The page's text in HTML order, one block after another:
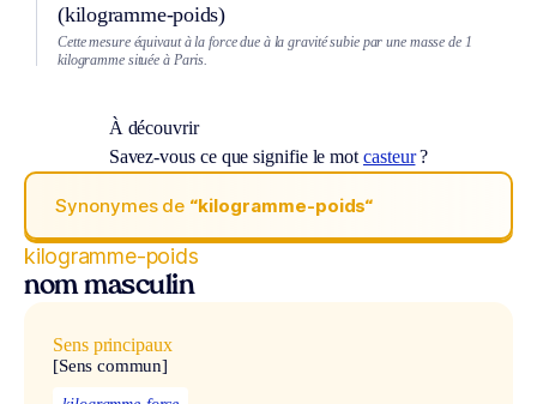
(kilogramme-poids)
Cette mesure équivaut à la force due à la gravité subie par une masse de 1
kilogramme située à Paris.
À découvrir
Savez-vous ce que signifie le mot casteur?
Synonymes de “kilogramme-poids“
kilogramme-poids
nom masculin
Sens principaux
[Sens commun]